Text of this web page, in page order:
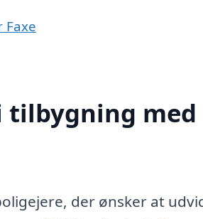
tilbygning med
der ønsker at